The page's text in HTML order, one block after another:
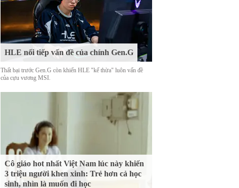
HLE nối tiếp vấn đề của chính Gen.G
Thất bại trước Gen.G còn khiến HLE "kế thừa" luôn vấn đề
của cựu vương MSI.
Cô giáo hot nhất Việt Nam lúc này khiến
3 triệu người khen xinh: Trẻ hơn cả học
sinh, nhìn là muốn đi học